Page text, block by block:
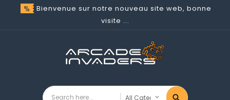
Bienvenue sur notre nouveau site web, bonne
visite ...